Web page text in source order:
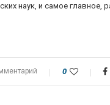
наук, и самое главное,
0